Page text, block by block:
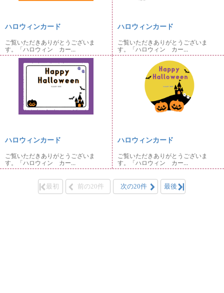
ハロウィンカード
ご覧いただきありがとうございま
す。「ハロウィン カー...
ハロウィンカード
ご覧いただきありがとうございま
す。「ハロウィン カー...
ハロウィンカード
ご覧いただきありがとうございま
す。「ハロウィン カー...
ハロウィンカード
ご覧いただきありがとうございま
す。「ハロウィン カー...
最初 前の20件 次の20件 最後